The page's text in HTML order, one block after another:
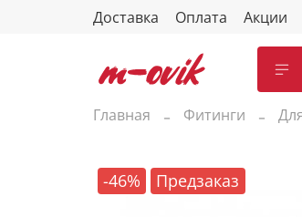
Доставка Оплата Акции
Главная Фитинги
-46% Предзаказ